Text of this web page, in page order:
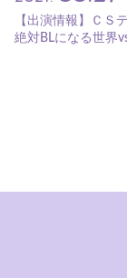
【出演情報】ＣＳ
絶対BLになる世界